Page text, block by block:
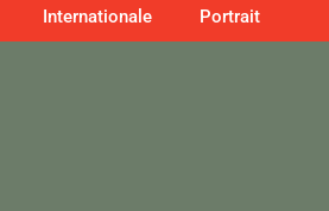
Internationale Portrait